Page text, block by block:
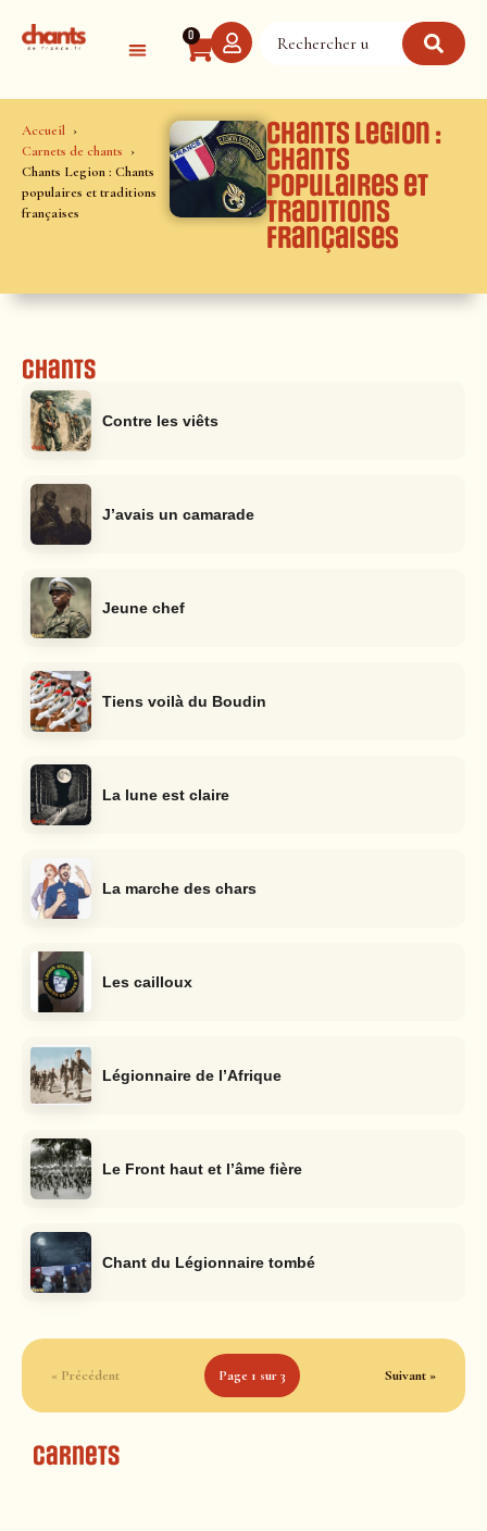
0
Accueil
Carnets de chants
Chants Legion : Chants
populaires et traditions
françaises
Chants Legion :
Chants
populaires et
traditions
françaises
Chants
Contre les viêts
J’avais un camarade
Jeune chef
Tiens voilà du Boudin
La lune est claire
La marche des chars
Les cailloux
Légionnaire de l’Afrique
Le Front haut et l’âme fière
Chant du Légionnaire tombé
« Précédent Page 1 sur 3 Suivant »
Carnets